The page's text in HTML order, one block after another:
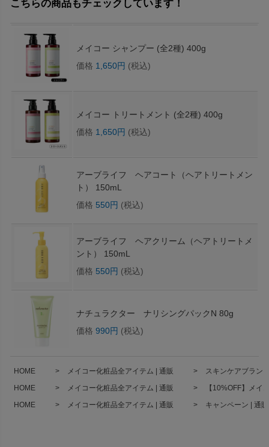
こちらの商品もチェックしています！
メイコー シャンプー (全2種) 400g
価格 1,650円 (税込)
メイコー トリートメント (全2種) 400g
価格 1,650円 (税込)
アーブライフ ヘアコート（ヘアトリートメン
ト） 150mL
価格 550円 (税込)
アーブライフ ヘアクリーム（ヘアトリートメ
ント） 150mL
価格 550円 (税込)
ナチュラクター ナリシングパックN 80g
価格 990円 (税込)
HOME メイコー化粧品全アイテム | 通販
スキンケアブラン
HOME
メイコー化粧品全アイテム | 通販
【10%OFF】メイ
HOME
メイコー化粧品全アイテム | 通販 キャンペーン | 通販